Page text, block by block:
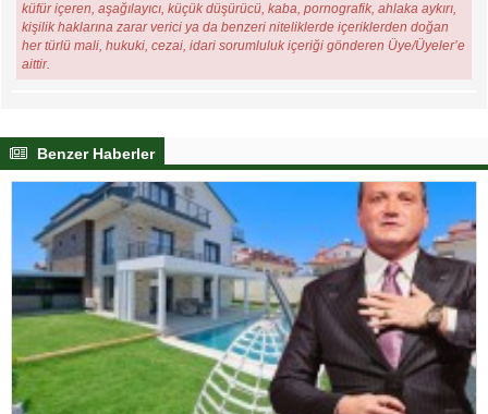
küfür içeren, aşağılayıcı, küçük düşürücü, kaba, pornografik, ahlaka aykırı,
kişilik haklarına zarar verici ya da benzeri niteliklerde içeriklerden doğan
her türlü mali, hukuki, cezai, idari sorumluluk içeriği gönderen Üye/Üyeler’e
aittir.
Benzer Haberler